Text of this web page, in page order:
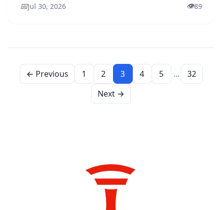
📅Jul 30, 2026 👁️89
← Previous 1 2 3 4 5 ...
32
Next →